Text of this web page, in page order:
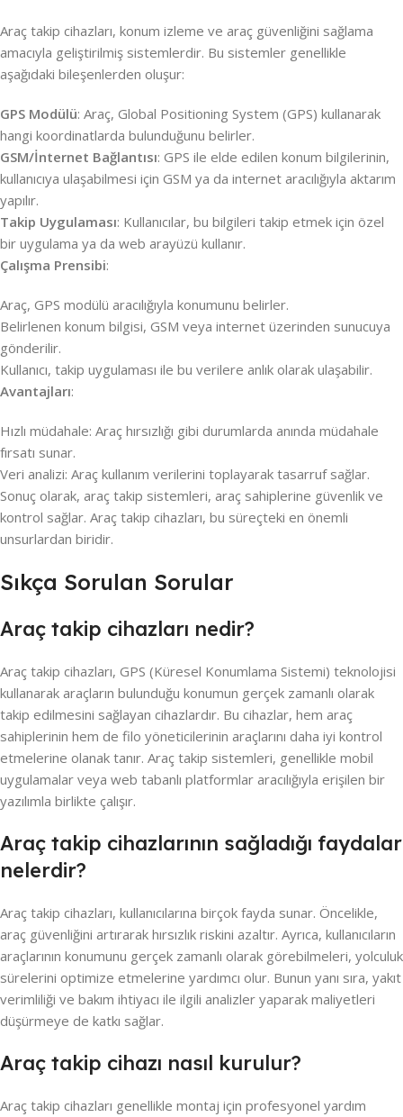
Araç takip cihazları, konum izleme ve araç güvenliğini sağlama
amacıyla geliştirilmiş sistemlerdir. Bu sistemler genellikle
aşağıdaki bileşenlerden oluşur:
GPS Modülü: Araç, Global Positioning System (GPS) kullanarak
hangi koordinatlarda bulunduğunu belirler.
GSM/İnternet Bağlantısı: GPS ile elde edilen konum bilgilerinin,
kullanıcıya ulaşabilmesi için GSM ya da internet aracılığıyla aktarım
yapılır.
Takip Uygulaması: Kullanıcılar, bu bilgileri takip etmek için özel
bir uygulama ya da web arayüzü kullanır.
Çalışma Prensibi:
Araç, GPS modülü aracılığıyla konumunu belirler.
Belirlenen konum bilgisi, GSM veya internet üzerinden sunucuya
gönderilir.
Kullanıcı, takip uygulaması ile bu verilere anlık olarak ulaşabilir.
Avantajları:
Hızlı müdahale: Araç hırsızlığı gibi durumlarda anında müdahale
fırsatı sunar.
Veri analizi: Araç kullanım verilerini toplayarak tasarruf sağlar.
Sonuç olarak, araç takip sistemleri, araç sahiplerine güvenlik ve
kontrol sağlar. Araç takip cihazları, bu süreçteki en önemli
unsurlardan biridir.
Sıkça Sorulan Sorular
Araç takip cihazları nedir?
Araç takip cihazları, GPS (Küresel Konumlama Sistemi) teknolojisi
kullanarak araçların bulunduğu konumun gerçek zamanlı olarak
takip edilmesini sağlayan cihazlardır. Bu cihazlar, hem araç
sahiplerinin hem de filo yöneticilerinin araçlarını daha iyi kontrol
etmelerine olanak tanır. Araç takip sistemleri, genellikle mobil
uygulamalar veya web tabanlı platformlar aracılığıyla erişilen bir
yazılımla birlikte çalışır.
Araç takip cihazlarının sağladığı faydalar
nelerdir?
Araç takip cihazları, kullanıcılarına birçok fayda sunar. Öncelikle,
araç güvenliğini artırarak hırsızlık riskini azaltır. Ayrıca, kullanıcıların
araçlarının konumunu gerçek zamanlı olarak görebilmeleri, yolculuk
sürelerini optimize etmelerine yardımcı olur. Bunun yanı sıra, yakıt
verimliliği ve bakım ihtiyacı ile ilgili analizler yaparak maliyetleri
düşürmeye de katkı sağlar.
Araç takip cihazı nasıl kurulur?
Araç takip cihazları genellikle montaj için profesyonel yardım